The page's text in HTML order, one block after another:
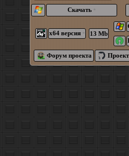
Скачать *
x64 версия * 13 Mb
Форум проекта